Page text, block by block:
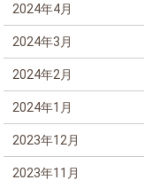
2024年4月
2024年3月
2024年2月
2024年1月
2023年12月
2023年11月